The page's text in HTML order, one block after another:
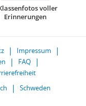
voller
Erinnerungen
Impressum
FAQ
Schweden